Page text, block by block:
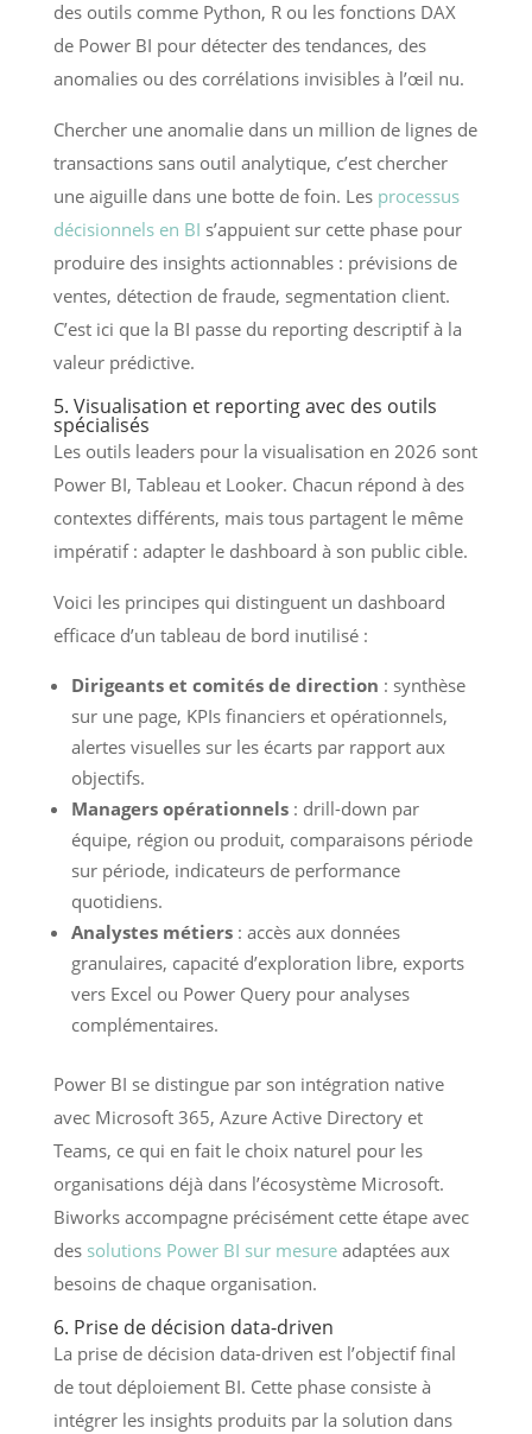
des outils comme Python, R ou les fonctions DAX
de Power BI pour détecter des tendances, des
anomalies ou des corrélations invisibles à l’œil nu.
Chercher une anomalie dans un million de lignes de
transactions sans outil analytique, c’est chercher
une aiguille dans une botte de foin. Les processus
décisionnels en BI s’appuient sur cette phase pour
produire des insights actionnables : prévisions de
ventes, détection de fraude, segmentation client.
C’est ici que la BI passe du reporting descriptif à la
valeur prédictive.
5. Visualisation et reporting avec des outils
spécialisés
Les outils leaders pour la visualisation en 2026 sont
Power BI, Tableau et Looker. Chacun répond à des
contextes différents, mais tous partagent le même
impératif : adapter le dashboard à son public cible.
Voici les principes qui distinguent un dashboard
efficace d’un tableau de bord inutilisé :
Dirigeants et comités de direction : synthèse
sur une page, KPIs financiers et opérationnels,
alertes visuelles sur les écarts par rapport aux
objectifs.
Managers opérationnels: drill-down par
équipe, région ou produit, comparaisons période
sur période, indicateurs de performance
quotidiens.
Analystes métiers: accès aux données
granulaires, capacité d’exploration libre, exports
vers Excel ou Power Query pour analyses
complémentaires.
Power BI se distingue par son intégration native
avec Microsoft 365, Azure Active Directory et
Teams, ce qui en fait le choix naturel pour les
organisations déjà dans l’écosystème Microsoft.
Biworks accompagne précisément cette étape avec
des solutions Power BI sur mesureadaptées aux
besoins de chaque organisation.
6. Prise de décision data-driven
La prise de décision data-driven est l’objectif final
de tout déploiement BI. Cette phase consiste à
intégrer les insights produits par la solution dans